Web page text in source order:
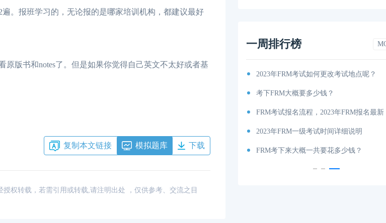
。报班学习的，无论报的是哪家培训机构，都建议最好
版书和notes了。但是如果你觉得自己英文不太好或者基
复制本文链接 模拟题库 下载
权转载，若需引用或转载,请注明出处 ，仅供参考、交流之目
一周排行榜
及考试内容介绍！ 2023年FRM考试内容、科目以及考试大纲分享！
2023年FRM考试如何更改考试地点呢？
考下FRM大概要多少钱？
FRM考试报名流程，2023年FRM报名最新
2023年FRM一级考试时间详细说明
FRM考下来大概一共要花多少钱？